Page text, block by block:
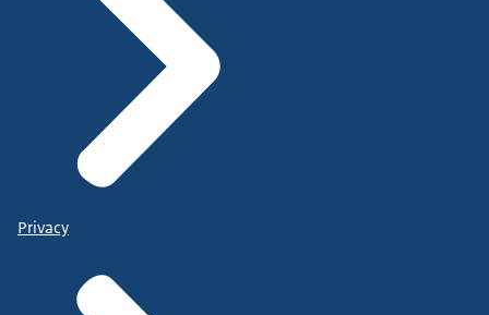
Privacy